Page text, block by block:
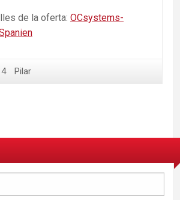
de la oferta: OCsystems-
Pilar